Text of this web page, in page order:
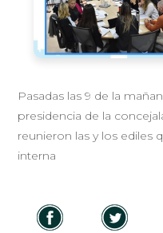
Pasadas las 9 de la
presidencia de la
reunieron las y los ediles
interna